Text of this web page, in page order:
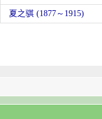
夏之骐 (1877～1915)